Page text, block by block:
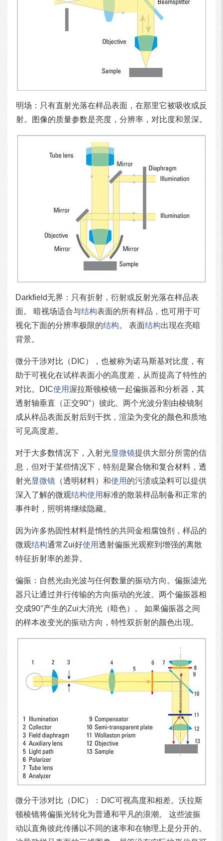
明场：只有直射光落在样品表面，在那里它被吸收或反
射。图像的质量参数是亮度，分辨率，对比度和景深。
Darkfield无界：只有折射，衍射或反射光落在样品表
面。 暗视场适合与结构表面的所有样品，也可用于可
视化下面的分辨率极限的结构。 表面结构出现在亮暗
背景。
微分干涉对比（DIC），也被称为诺马斯基对比度，有
助于可视化在试样表面小的高度差，从而提高了特性的
对比。DIC使用渥拉斯顿棱镜一起偏振器和分析器，其
透射轴垂直（正交90°）彼此。两个光波分割由棱镜制
成从样品表面反射后到干扰，渲染为变化的颜色和质地
可见高度差。
对于大多数情况下，入射光显微镜提供大部分所需的信
息，但对于某些情况下，特别是聚合物和复合材料，透
射光显微镜 （透明材料）和使用 的污渍或染料可以提供
深入了解的微观结构使用标准的散装样品制备和正常的
事件时，照明将继续隐藏。
因为许多热固性材料是惰性的共同金相腐蚀剂，样品的
微观结构通常Zui好使用透射偏振光观察到增强的离散
特征折射率的差异。
偏振：自然光由光波与任何数量的振动方向。偏振滤光
器只让通过并行传输的方向振动的光波。两个偏振器相
交成90°产生的Zui大消光（暗色）。 如果偏振器之间
的样本改变光的振动方向，特性双折射的颜色出现。
微分干涉对比（DIC）：DIC可视高度和相差。沃拉斯
顿棱镜将偏振光转化为普通和平凡的浪潮。 这些波振
动以直角彼此传播以不同的速率和在物理上是分开的。